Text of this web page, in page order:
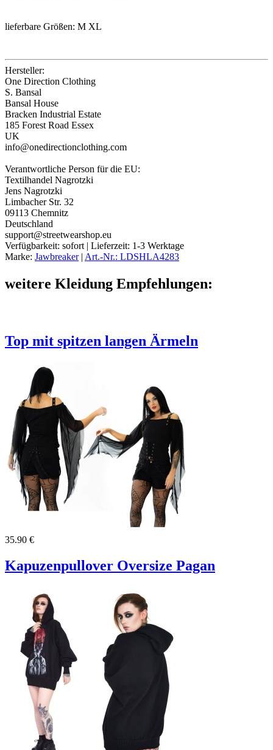
lieferbare Größen: M XL
Hersteller:
One Direction Clothing
S. Bansal
Bansal House
Bracken Industrial Estate
185 Forest Road Essex
UK
info@onedirectionclothing.com
Verantwortliche Person für die EU:
Textilhandel Nagrotzki
Jens Nagrotzki
Limbacher Str. 32
09113 Chemnitz
Deutschland
support@streetwearshop.eu
Verfügbarkeit: sofort | Lieferzeit: 1-3 Werktage
Marke: Jawbreaker| Art.-Nr.: LDSHLA4283
weitere Kleidung Empfehlungen:
Top mit spitzen langen Ärmeln
35.90 €
Kapuzenpullover Oversize Pagan